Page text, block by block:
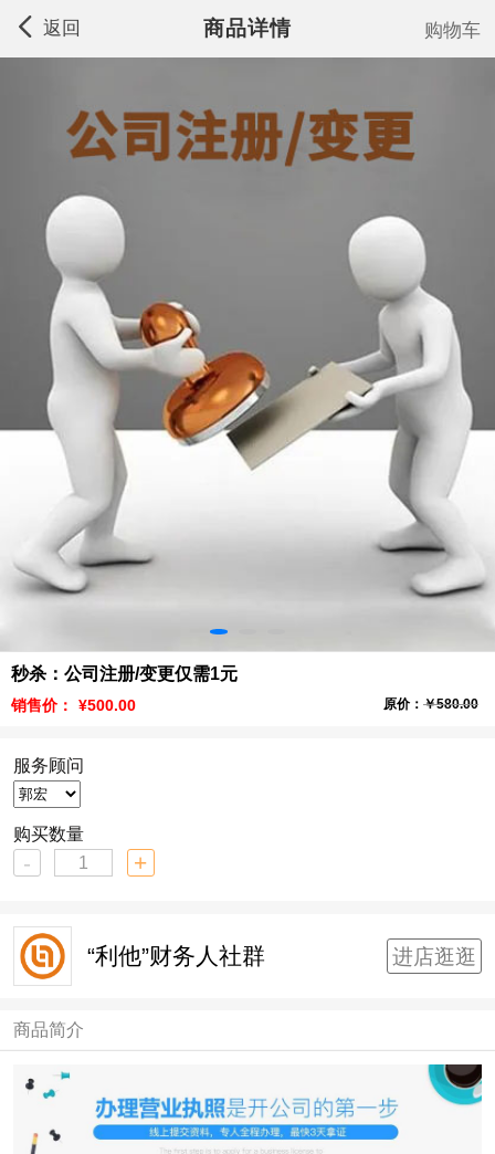
返回 购物车
商品详情
秒杀：公司注册/变更仅需1元
销售价： ¥500.00 原价： ￥580.00
服务顾问
购买数量
- +
“利他”财务人社群 进店逛逛
商品简介